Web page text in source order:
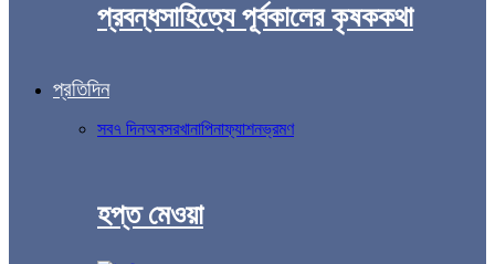
প্রবন্ধসাহিত্যে পূর্বকালের কৃষককথা
প্রতিদিন
সব৭ দিনঅবসরখানাপিনাফ্যাশনভ্রমণ
হপ্ত মেওয়া